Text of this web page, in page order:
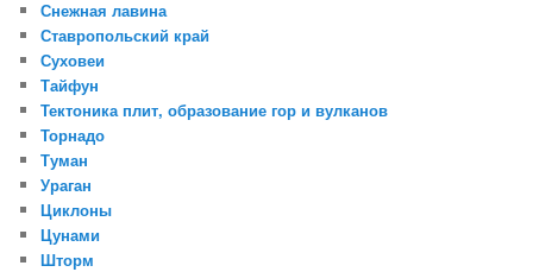
Снежная лавина
Ставропольский край
Суховеи
Тайфун
Тектоника плит, образование гор и вулканов
Торнадо
Туман
Ураган
Циклоны
Цунами
Шторм